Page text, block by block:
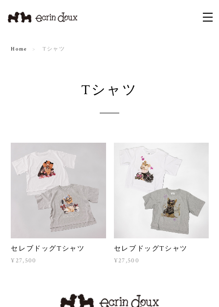
Home Tシャツ
Tシャツ
セレブドッグTシャツ
¥27,500
セレブドッグTシャツ
¥27,500